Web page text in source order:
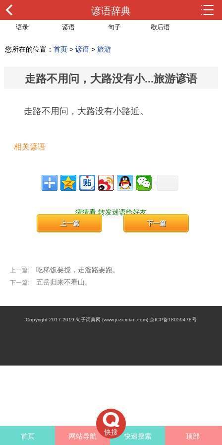
谚语辞典
语录 谚语 句子 歇后语
您所在的位置： 首页 > 谚语 > 旅游
走路不用问，大路没有小...旅游谚语
走路不用问，大路没有小路近。
相关谚语
猜猜看,转发迷语给好友
上一篇: 吃稀饭要搅，走溜路要跑。
上一篇
下一篇: 五岳归来不看山。
下一篇
快搜
首页 网站导航 快速搜索 顶部
Copyright 2017-2019 句子词典网 (www.juzicidian.com) 京ICP备18059478号